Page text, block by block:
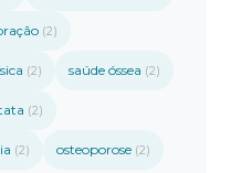
(2)
(2) saúde óssea (2)
(2)
(2) osteoporose (2)